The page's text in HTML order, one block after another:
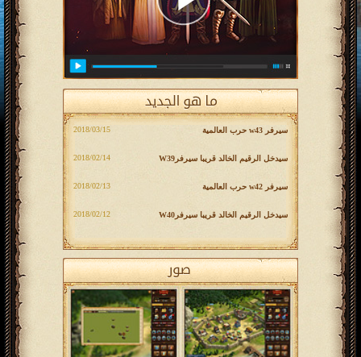
سيرفر w43 حرب العالمية ‎2018/03/15
سیدخل الرقيم الخالد قريبا سیرفرW39 ‎2018/02/14
سيرفر w42 حرب العالمية ‎2018/02/13
سیدخل الرقيم الخالد قريبا سیرفرW40 ‎2018/02/12